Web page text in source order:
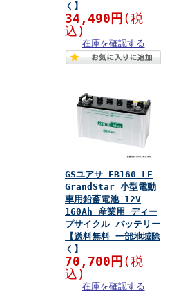
く】
34,490円 (税
込)
在庫を確認する
GSユアサ EB160 LE
GrandStar 小型電動
車用鉛蓄電池 12V
160Ah 産業用 ディー
プサイクル バッテリー
【送料無料 一部地域除
く】
70,700円 (税
込)
在庫を確認する